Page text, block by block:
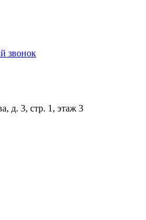
звонок
д. 3, стр. 1, этаж 3